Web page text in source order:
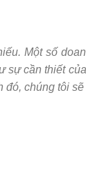
Một số
cần thiết
chúng tôi